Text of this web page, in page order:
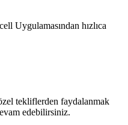
Uygulamasından hızlıca
tekliflerden faydalanmak
edebilirsiniz.